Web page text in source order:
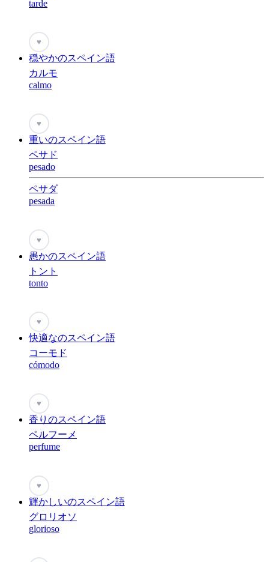
tarde
♥
穏やかのスペイン語
カルモ
calmo
♥
重いのスペイン語
ペサド
pesado
ペサダ
pesada
♥
愚かのスペイン語
トント
tonto
♥
快適なのスペイン語
コーモド
cómodo
♥
香りのスペイン語
ペルフーメ
perfume
♥
輝かしいのスペイン語
グロリオソ
glorioso